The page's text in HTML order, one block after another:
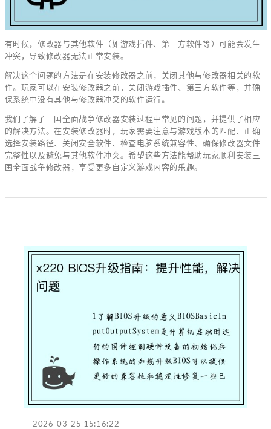
有时候，修改器与其他软件（如游戏插件、第三方软件等）可能会发生
冲突，导致修改器无法正常安装。
解决这个问题的方法是在安装修改器之前，关闭其他与修改器相关的软
件。玩家可以在安装修改器之前，关闭游戏插件、第三方软件等，并确
保系统中没有其他与修改器冲突的软件运行。
我们了解了三国全面战争修改器安装过程中常见的问题，并提供了相应
的解决方法。在安装修改器时，玩家需要注意与游戏版本的匹配、正确
选择安装路径、关闭安全软件、检查电脑系统兼容性、确保修改器文件
完整性以及避免与其他软件冲突。希望这些方法能帮助玩家顺利安装三
国全面战争修改器，享受更多自定义游戏内容的乐趣。
2026-03-25 15:16:22